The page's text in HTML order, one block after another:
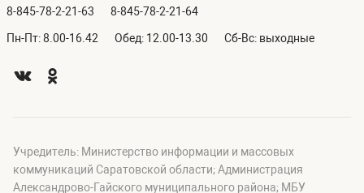
8-845-78-2-21-63 8-845-78-2-21-64
Пн-Пт: 8.00-16.42 Обед: 12.00-13.30 Сб-Вс: выходные
Учредитель: Министерство информации и массовых
коммуникаций Саратовской области; Администрация
Александрово-Гайского муниципального района; МБУ